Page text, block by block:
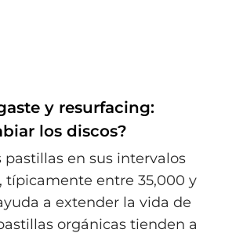
y resurfacing:
los discos?
pastillas en sus intervalos
típicamente entre 35,000 y
a extender la vida de
orgánicas tienden a